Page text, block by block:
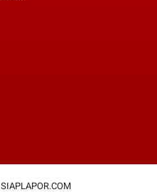
SIAPLAPOR.COM